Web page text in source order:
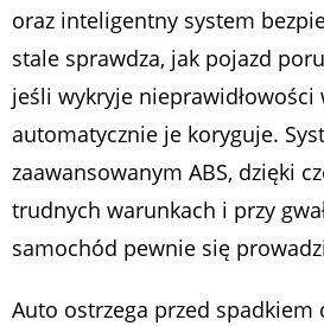
oraz inteligentny system
stale sprawdza, jak pojazd
jeśli wykryje nieprawidłowości
automatycznie je koryguje.
zaawansowanym ABS, dzięki
trudnych warunkach i przy
samochód pewnie się
Auto ostrzega przed